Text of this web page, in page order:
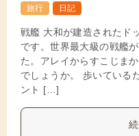
旅行 日記
戦艦 大和が建造されたド
です。世界最大級の戦艦
た。アレイからすこじま
でしょうか。 歩いている
ント […]